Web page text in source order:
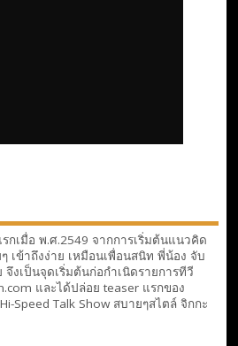
กเมื่อ พ.ศ.2549 จากการเริ่มต้นแนวคิด
เข้าถึงง่าย เหมือนเพื่อนสนิท พี่น้อง จับ
งเป็นจุดเริ่มต้นก่อกำเนิดรายการทีวี
และได้ปล่อย teaser แรกของ
Speed Talk Show สบายๆสไตล์ จิกกะ